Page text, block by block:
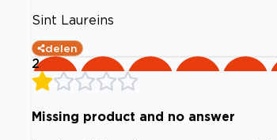
Sint Laureins
delen
2
Missing product and no answer